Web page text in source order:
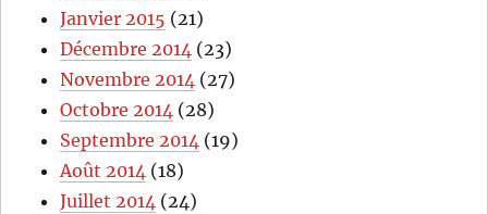
Janvier 2015 (21)
Décembre 2014 (23)
Novembre 2014 (27)
Octobre 2014 (28)
Septembre 2014 (19)
Août 2014 (18)
Juillet 2014 (24)